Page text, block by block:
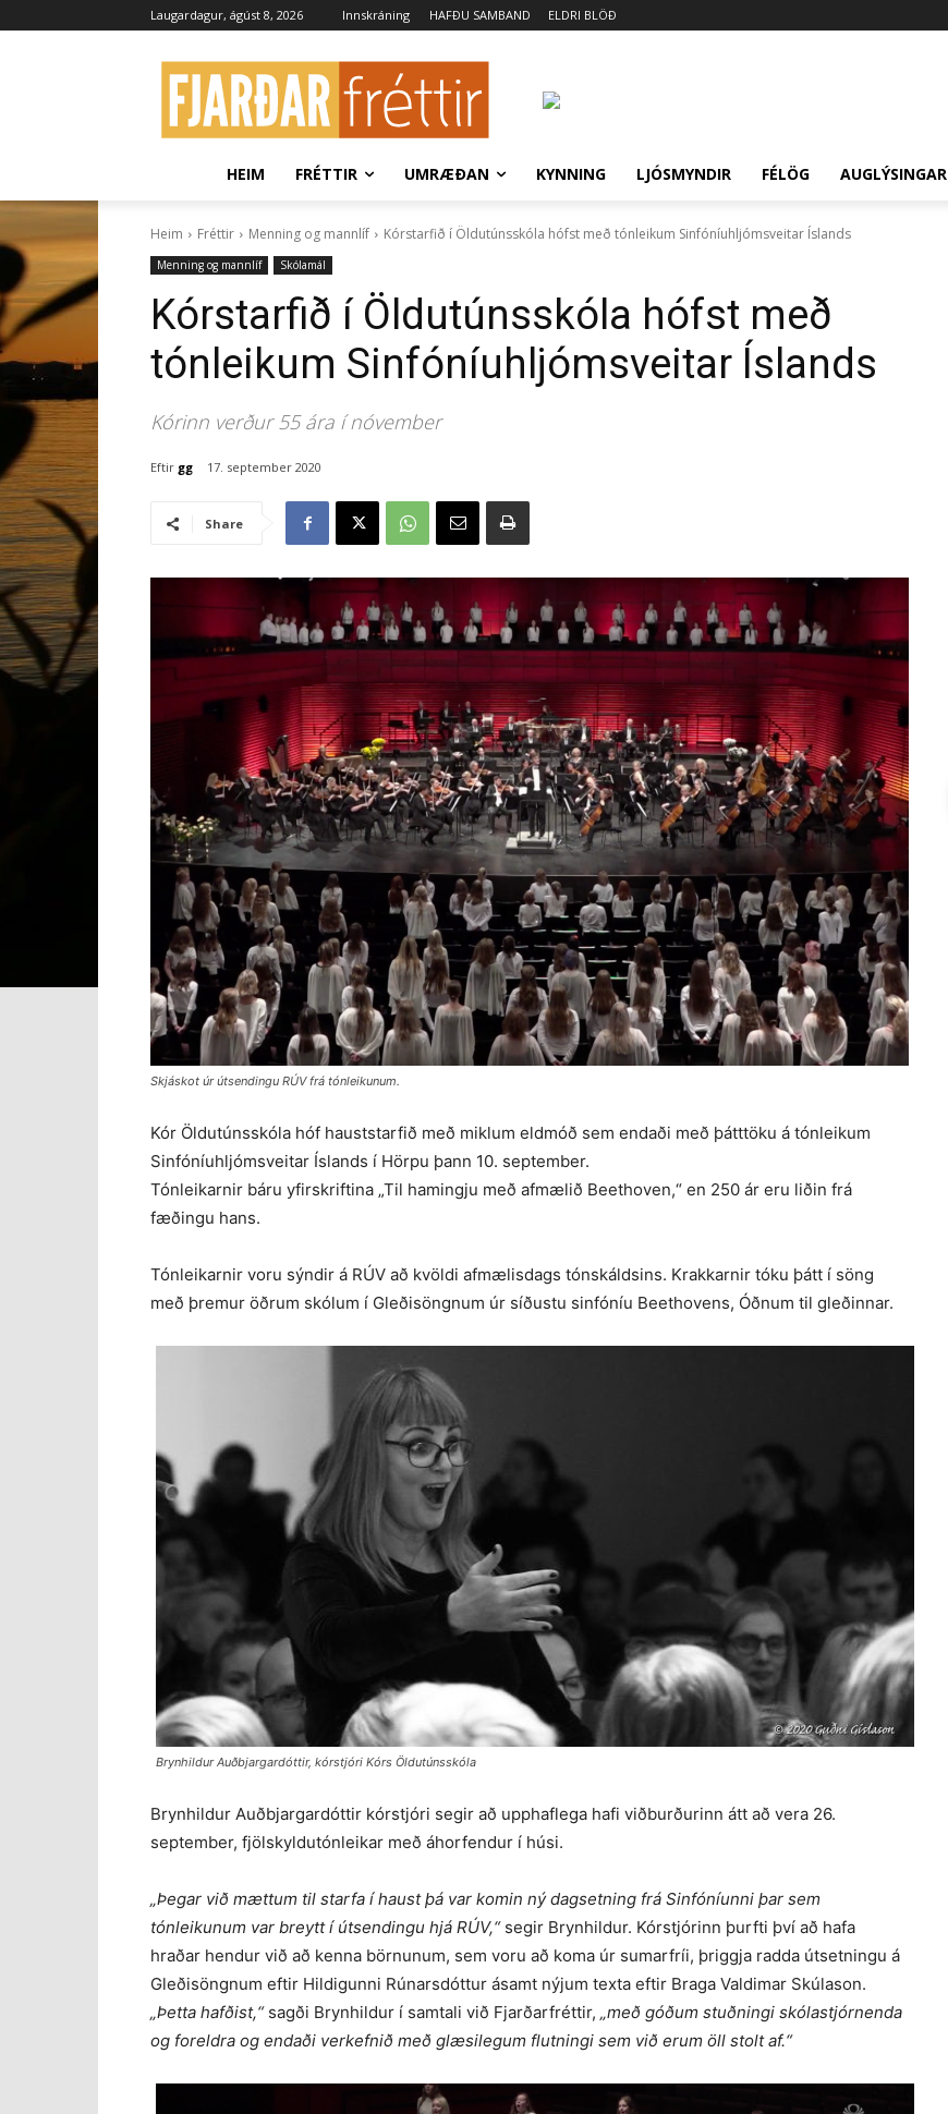
Laugardagur, ágúst 8, 2026 Innskráning HAFÐU SAMBAND ELDRI BLÖÐ
HEIM FRÉTTIR UMRÆÐAN KYNNING LJÓSMYNDIR FÉLÖG AUGLÝSINGAR
Heim Fréttir Menning og mannlíf Kórstarfið í Öldutúnsskóla hófst með tónleikum Sinfóníuhljómsveitar Íslands
Menning og mannlíf Skólamál
Kórstarfið í Öldutúnsskóla hófst með
tónleikum Sinfóníuhljómsveitar Íslands
Kórinn verður 55 ára í nóvember
Eftir gg 17. september 2020
Share
Skjáskot úr útsendingu RÚV frá tónleikunum.
Kór Öldutúnsskóla hóf hauststarfið með miklum eldmóð sem endaði með þátttöku á tónleikum
Sinfóníuhljómsveitar Íslands í Hörpu þann 10. september.
Tónleikarnir báru yfirskriftina „Til hamingju með afmælið Beethoven,“ en 250 ár eru liðin frá
fæðingu hans.
Tónleikarnir voru sýndir á RÚV að kvöldi afmælisdags tónskáldsins. Krakkarnir tóku þátt í söng
með þremur öðrum skólum í Gleðisöngnum úr síðustu sinfóníu Beethovens, Óðnum til gleðinnar.
Brynhildur Auðbjargardóttir, kórstjóri Kórs Öldutúnsskóla
Brynhildur Auðbjargardóttir kórstjóri segir að upphaflega hafi viðburðurinn átt að vera 26.
september, fjölskyldutónleikar með áhorfendur í húsi.
„Þegar við mættum til starfa í haust þá var komin ný dagsetning frá Sinfóníunni þar sem
tónleikunum var breytt í útsendingu hjá RÚV,“segir Brynhildur. Kórstjórinn þurfti því að hafa
hraðar hendur við að kenna börnunum, sem voru að koma úr sumarfríi, þriggja radda útsetningu á
Gleðisöngnum eftir Hildigunni Rúnarsdóttur ásamt nýjum texta eftir Braga Valdimar Skúlason.
„Þetta hafðist,“sagði Brynhildur í samtali við Fjarðarfréttir, „með góðum stuðningi skólastjórnenda
og foreldra og endaði verkefnið með glæsilegum flutningi sem við erum öll stolt af.“